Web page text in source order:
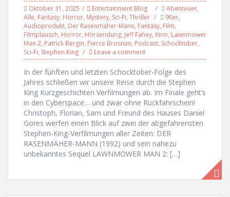
Oktober 31, 2025 Entertainment Blog Abenteuer,
Alle, Fantasy, Horror, Mystery, Sci-Fi, Thriller 90er,
Audioprodukt, Der Rasenmäher-Mann, Fantasy, Film,
Filmplausch, Horror, Hörsendung, Jeff Fahey, Kino, Lawnmower
Man 2, Patrick Bergin, Pierce Brosnan, Podcast, Schocktober,
Sci-Fi, Stephen King Leave a comment
In der fünften und letzten Schocktober-Folge des
Jahres schließen wir unsere Reise durch die Stephen
King Kurzgeschichten Verfilmungen ab. Im Finale geht’s
in den Cyberspace… und zwar ohne Rückfahrschein!
Christoph, Florian, Sam und Freund des Hauses Daniel
Gores werfen einen Blick auf zwei der abgefahrensten
Stephen-King-Verfilmungen aller Zeiten: DER
RASENMÄHER-MANN (1992) und sein nahezu
unbekanntes Sequel LAWNMOWER MAN 2: […]